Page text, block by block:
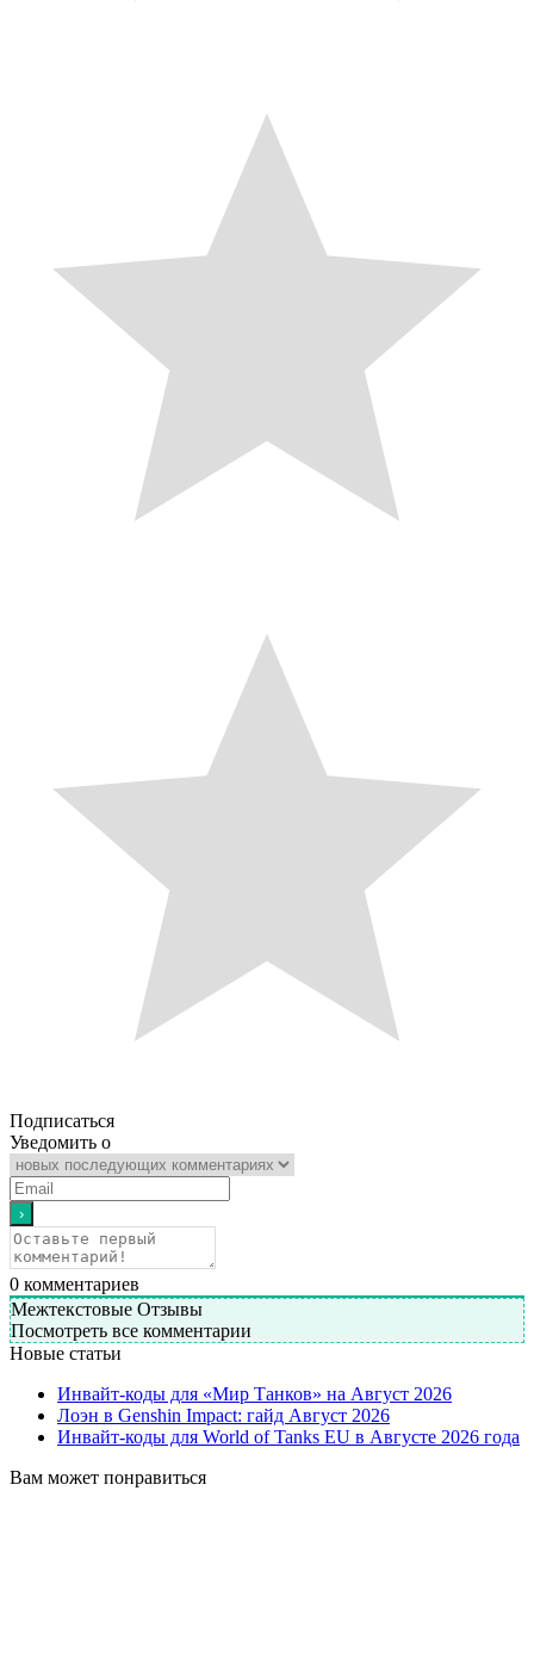
Подписаться
Уведомить о
0 комментариев
Межтекстовые Отзывы
Посмотреть все комментарии
Новые статьи
Инвайт-коды для «Мир Танков» на Август 2026
Лоэн в Genshin Impact: гайд Август 2026
Инвайт-коды для World of Tanks EU в Августе 2026 года
Вам может понравиться